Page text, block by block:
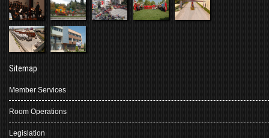
Sitemap
Member Services
Room Operations
Legislation